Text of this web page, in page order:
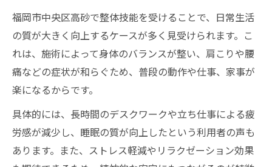
福岡市中央区高砂で整体技能を受けることで、日常生活
の質が大きく向上するケースが多く見受けられます。こ
れは、施術によって身体のバランスが整い、肩こりや腰
痛などの症状が和らぐため、普段の動作や仕事、家事が
楽になるからです。
具体的には、長時間のデスクワークや立ち仕事による疲
労感が減少し、睡眠の質が向上したという利用者の声も
あります。また、ストレス軽減やリラクゼーション効果